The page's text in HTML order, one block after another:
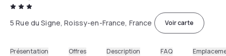
5 Rue du Signe, Roissy-en-France, France Voir carte
Présentation Offres Description FAQ